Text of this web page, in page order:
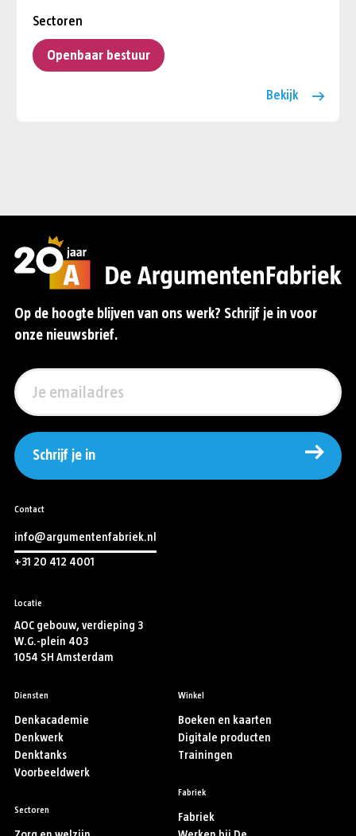
Sectoren
Openbaar bestuur
Bekijk
Op de hoogte blijven van ons werk? Schrijf je in voor
onze nieuwsbrief.
Schrijf je in
Contact
info@argumentenfabriek.nl
+31 20 412 4001
Locatie
AOC gebouw, verdieping 3
W.G.-plein 403
1054 SH Amsterdam
Diensten
Denkacademie
Denkwerk
Denktanks
Voorbeeldwerk
Sectoren
Winkel
Boeken en kaarten
Digitale producten
Trainingen
Fabriek
Fabriek